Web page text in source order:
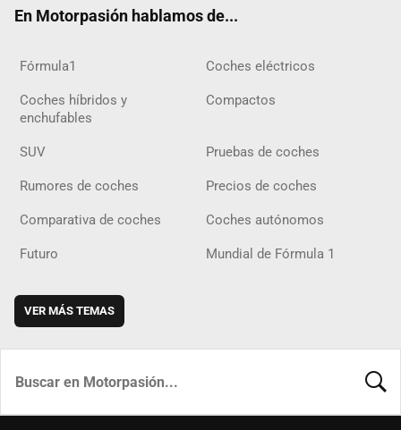
En Motorpasión hablamos de...
Fórmula1 Coches eléctricos
Coches híbridos y
enchufables
Compactos
SUV Pruebas de coches
Rumores de coches Precios de coches
Comparativa de coches Coches autónomos
Futuro Mundial de Fórmula 1
VER MÁS TEMAS